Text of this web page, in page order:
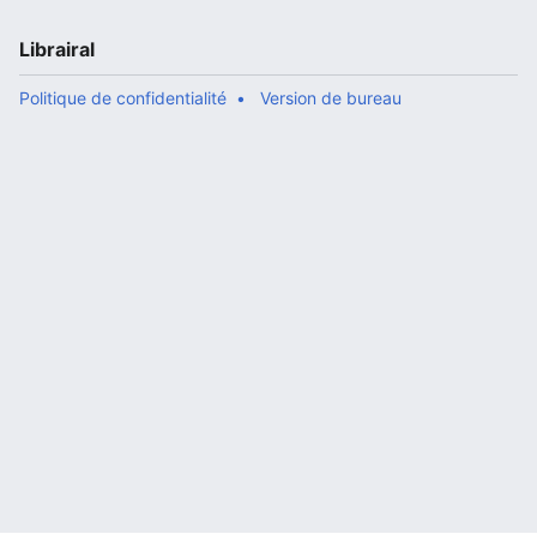
Librairal
Politique de confidentialité Version de bureau